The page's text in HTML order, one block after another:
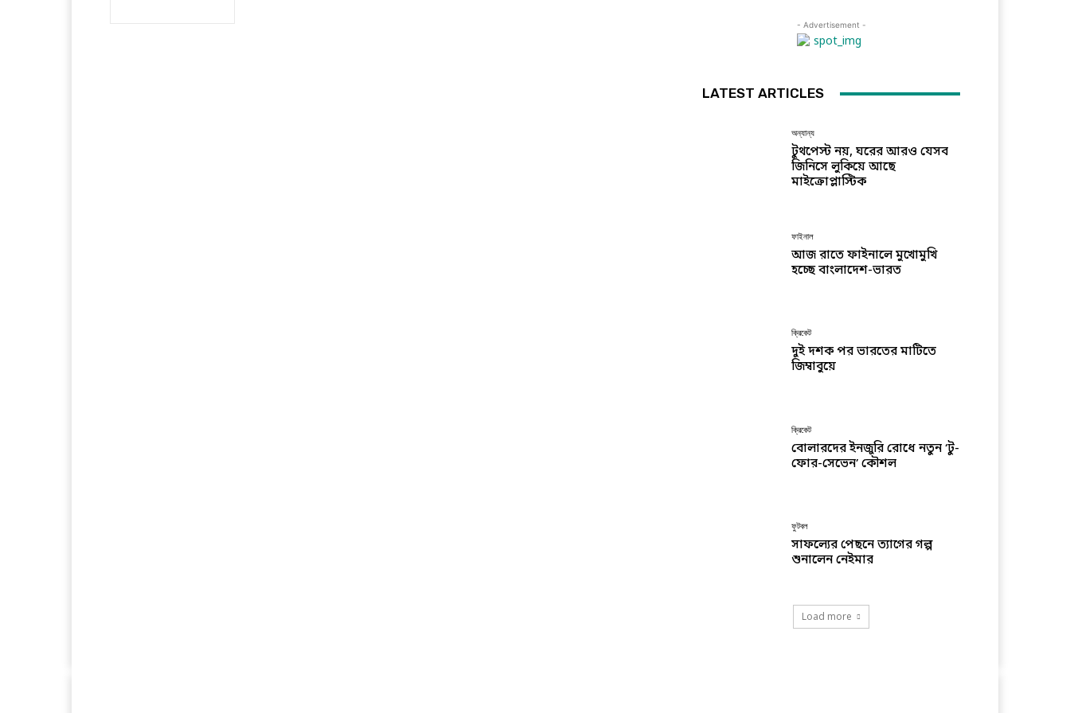
- Advertisement -
LATEST ARTICLES
অন্যান্য
টুথপেস্ট নয়, ঘরের আরও যেসব
জিনিসে লুকিয়ে আছে
মাইক্রোপ্লাস্টিক
ফাইনাল
আজ রাতে ফাইনালে মুখোমুখি
হচ্ছে বাংলাদেশ-ভারত
ক্রিকেট
দুই দশক পর ভারতের মাটিতে
জিম্বাবুয়ে
ক্রিকেট
বোলারদের ইনজুরি রোধে নতুন ‘টু-
ফোর-সেভেন’ কৌশল
ফুটবল
সাফল্যের পেছনে ত্যাগের গল্প
শুনালেন নেইমার
Load more